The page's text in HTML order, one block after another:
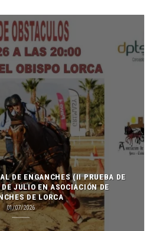
DE ENGANCHES (II PRUEBA DE
JULIO EN ASOCIACIÓN DE
DE LORCA
01/07/2026